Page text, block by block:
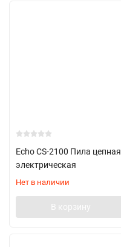
Echo CS-2100 Пила цепная
электрическая
Нет в наличии
В корзину